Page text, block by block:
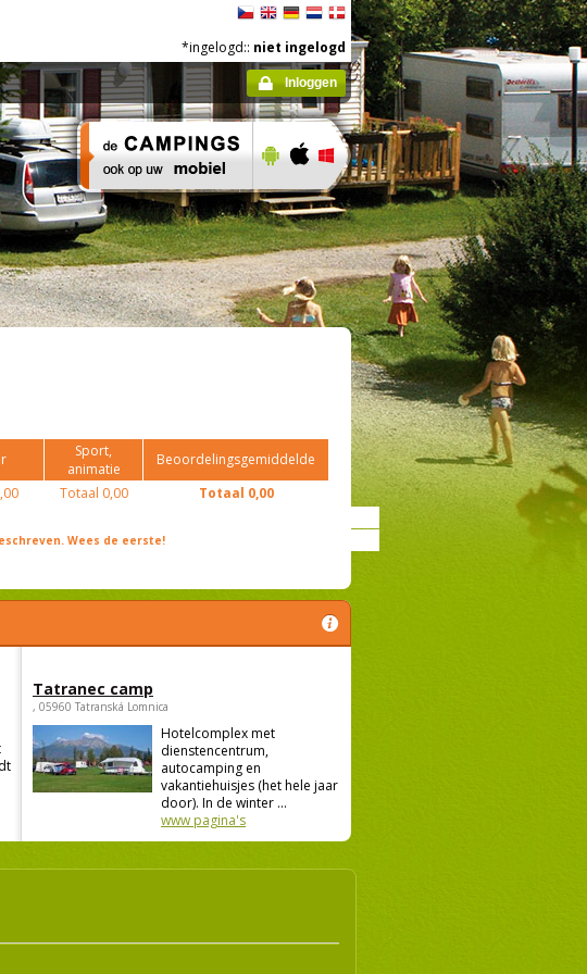
*ingelogd:: niet ingelogd
Inloggen
Sport,
animatie
Beoordelingsgemiddelde
Totaal 0,00 Totaal 0,00
Wees de eerste!
Tatranec camp
, 05960 Tatranská Lomnica
Hotelcomplex met
dienstencentrum,
autocamping en
vakantiehuisjes (het hele jaar
door). In de winter ...
www pagina's